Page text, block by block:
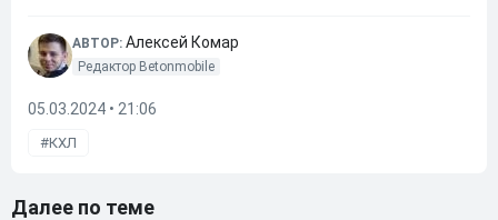
АВТОР: Алексей Комар
Редактор Betonmobile
05.03.2024 • 21:06
КХЛ
Далее по теме